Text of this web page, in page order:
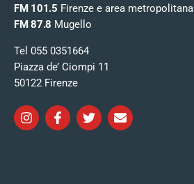
FM 101.5 Firenze e area metropolitana
FM 87.8 Mugello
Tel 055 0351664
Piazza de’ Ciompi 11
50122 Firenze